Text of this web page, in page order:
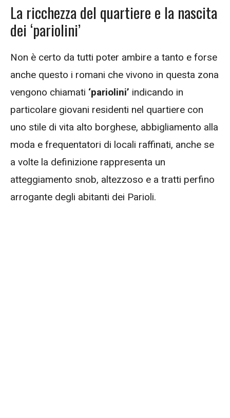
La ricchezza del quartiere e la nascita
dei ‘pariolini’
Non è certo da tutti poter ambire a tanto e forse
anche questo i romani che vivono in questa zona
vengono chiamati ‘pariolini’ indicando in
particolare giovani residenti nel quartiere con
uno stile di vita alto borghese, abbigliamento alla
moda e frequentatori di locali raffinati, anche se
a volte la definizione rappresenta un
atteggiamento snob, altezzoso e a tratti perfino
arrogante degli abitanti dei Parioli.